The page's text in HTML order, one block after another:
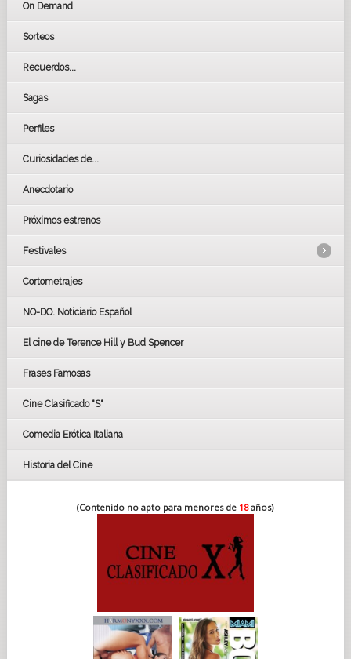
On Demand
Sorteos
Recuerdos...
Sagas
Perfiles
Curiosidades de...
Anecdotario
Próximos estrenos
Festivales
LOS OSCARS
GOYAS
BAFTA
Cortometrajes
NO-DO. Noticiario Español
El cine de Terence Hill y Bud Spencer
Frases Famosas
Cine Clasificado "S"
Comedia Erótica Italiana
Historia del Cine
(Contenido no apto para menores de 18años)